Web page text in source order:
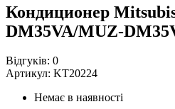
Кондиционер
DM35VA/MUZ-
Відгуків: 0
Артикул: KT20224
Немає в наявності